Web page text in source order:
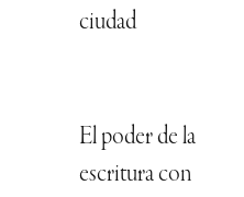
ciudad
El poder de la
escritura con